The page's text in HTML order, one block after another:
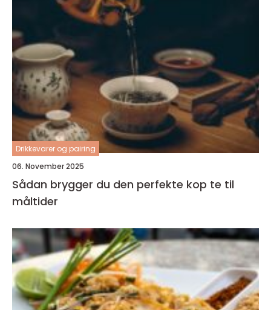
Drikkevarer og pairing
06. November 2025
Sådan brygger du den perfekte kop te til
måltider